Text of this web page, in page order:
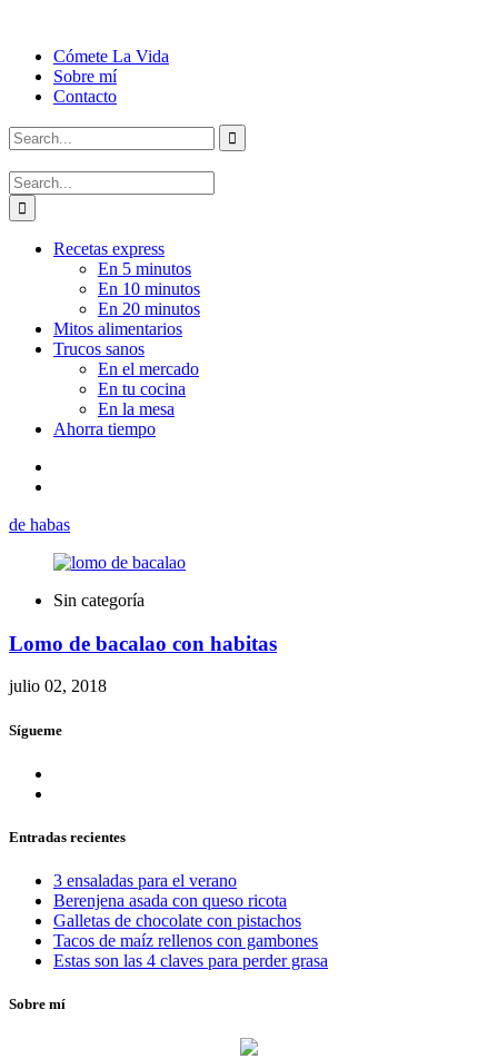
Cómete La Vida
Sobre mí
Contacto
Recetas express
En 5 minutos
En 10 minutos
En 20 minutos
Mitos alimentarios
Trucos sanos
En el mercado
En tu cocina
En la mesa
Ahorra tiempo
de habas
Sin categoría
Lomo de bacalao con habitas
julio 02, 2018
Sígueme
Entradas recientes
3 ensaladas para el verano
Berenjena asada con queso ricota
Galletas de chocolate con pistachos
Tacos de maíz rellenos con gambones
Estas son las 4 claves para perder grasa
Sobre mí